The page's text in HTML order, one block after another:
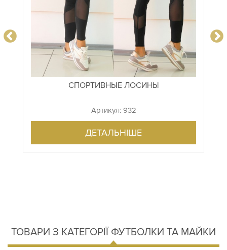
СПОРТИВНЫЕ ЛОСИНЫ
Артикул: 932
ДЕТАЛЬНІШЕ
ТОВАРИ З КАТЕГОРІЇ ФУТБОЛКИ ТА МАЙКИ